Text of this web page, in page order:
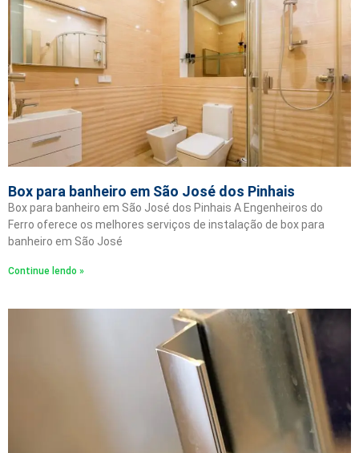
Box para banheiro em São José dos Pinhais
Box para banheiro em São José dos Pinhais A Engenheiros do
Ferro oferece os melhores serviços de instalação de box para
banheiro em São José
Continue lendo »